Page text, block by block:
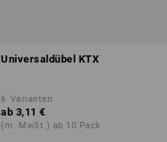
Universaldübel KTX
6 Varianten
ab 3,11 €
(m. MwSt.) ab 10 Pack